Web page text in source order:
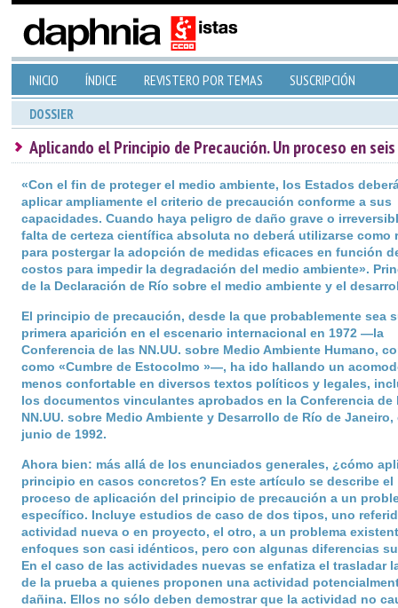
INICIO ÍNDICE REVISTERO POR TEMAS SUSCRIPCIÓN
DOSSIER
Aplicando el Principio de Precaución. Un proceso en
«Con el fin de proteger el medio ambiente, los Estados
aplicar ampliamente el criterio de precaución conforme a sus
capacidades. Cuando haya peligro de daño grave o
falta de certeza científica absoluta no deberá utilizarse como
para postergar la adopción de medidas eficaces en función
costos para impedir la degradación del medio ambiente».
de la Declaración de Río sobre el medio ambiente y el
El principio de precaución, desde la que probablemente sea
primera aparición en el escenario internacional en 1972 —la
Conferencia de las NN.UU. sobre Medio Ambiente Humano,
como «Cumbre de Estocolmo »—, ha ido hallando un
menos confortable en diversos textos políticos y legales,
los documentos vinculantes aprobados en la Conferencia de
NN.UU. sobre Medio Ambiente y Desarrollo de Río de Janeiro,
junio de 1992.
Ahora bien: más allá de los enunciados generales, ¿cómo
principio en casos concretos? En este artículo se describe el
proceso de aplicación del principio de precaución a un
específico. Incluye estudios de caso de dos tipos, uno
actividad nueva o en proyecto, el otro, a un problema
enfoques son casi idénticos, pero con algunas diferencias
En el caso de las actividades nuevas se enfatiza el trasladar
de la prueba a quienes proponen una actividad
dañina. Ellos no sólo deben demostrar que la actividad no